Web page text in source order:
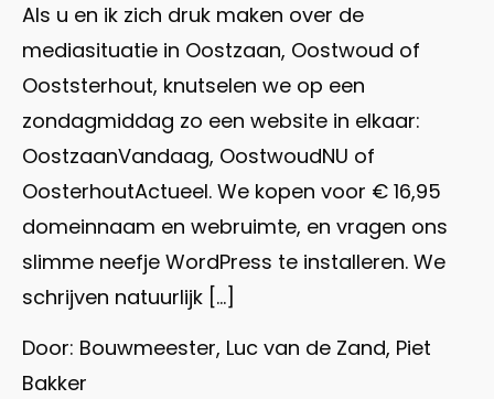
Als u en ik zich druk maken over de
mediasituatie in Oostzaan, Oostwoud of
Ooststerhout, knutselen we op een
zondagmiddag zo een website in elkaar:
OostzaanVandaag, OostwoudNU of
OosterhoutActueel. We kopen voor € 16,95
domeinnaam en webruimte, en vragen ons
slimme neefje WordPress te installeren. We
schrijven natuurlijk […]
Door: Bouwmeester, Luc van de Zand, Piet
Bakker